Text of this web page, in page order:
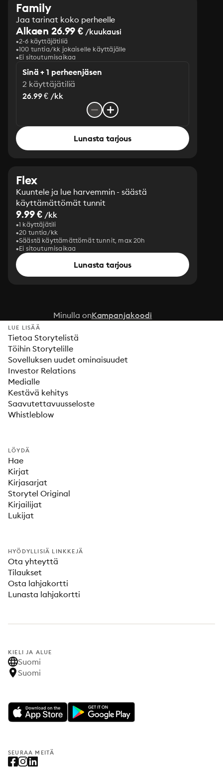
Family
Jaa tarinat koko perheelle
Alkaen 26.99 € /kuukausi
2-6 käyttäjätiliä
100 tuntia/kk jokaiselle käyttäjälle
Ei sitoutumisaikaa
Sinä + 1 perheenjäsen
2 käyttäjätiliä
26.99 € /kk
Lunasta tarjous
Flex
Kuuntele ja lue harvemmin - säästä
käyttämättömät tunnit
9.99 € /kk
1 käyttäjätili
20 tuntia/kk
Säästä käyttämättömät tunnit, max 20h
Ei sitoutumisaikaa
Lunasta tarjous
Minulla onKampanjakoodi
LUE LISÄÄ
Tietoa Storytelistä
Töihin Storytelille
Sovelluksen uudet ominaisuudet
Investor Relations
Medialle
Kestävä kehitys
Saavutettavuusseloste
Whistleblow
LÖYDÄ
Hae
Kirjat
Kirjasarjat
Storytel Original
Kirjailijat
Lukijat
HYÖDYLLISIÄ LINKKEJÄ
Ota yhteyttä
Tilaukset
Osta lahjakortti
Lunasta lahjakortti
KIELI JA ALUE
Suomi
Suomi
SEURAA MEITÄ